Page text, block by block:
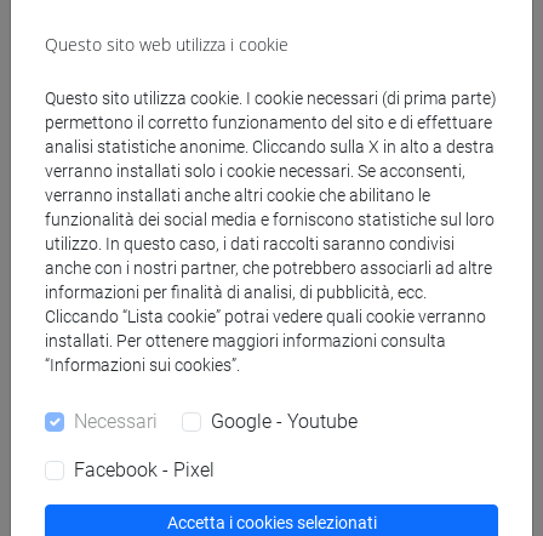
Riallestimento del Museo delle belle
arti di Bukhara
Il progetto di riallestimento generale del Museo delle belle
arti di Bukhara promosso dallaUzbekistan Art and Culture
Development Foundation è statocurato da Silvia Burini e
Giuseppe Barbieri. Si sviluppa su tre diverse Gallerie.
Nella prima trova posto la mostra temporanea
"Foodscapes. Maps of Flavor, Echoes of the Soul
“Recipes for Broken Hearts”: la mostra presenta una serie di
dipinti (per la maggior parte provenienti dal Museo di
Samarcanda), costantemente e intimamente integrata da
Questo sito web utilizza i cookie
Questo sito utilizza cookie. I cookie necessari (di prima parte)
permettono il corretto funzionamento del sito e di effettuare
analisi statistiche anonime. Cliccando sulla X in alto a destra
verranno installati solo i cookie necessari. Se acconsenti,
verranno installati anche altri cookie che abilitano le
funzionalità dei social media e forniscono statistiche sul loro
utilizzo. In questo caso, i dati raccolti saranno condivisi
anche con i nostri partner, che potrebbero associarli ad altre
informazioni per finalità di analisi, di pubblicità, ecc.
Cliccando “Lista cookie” potrai vedere quali cookie verranno
installati. Per ottenere maggiori informazioni consulta
“Informazioni sui cookies”.
Necessari Google - Youtube
Facebook - Pixel
Accetta i cookies selezionati